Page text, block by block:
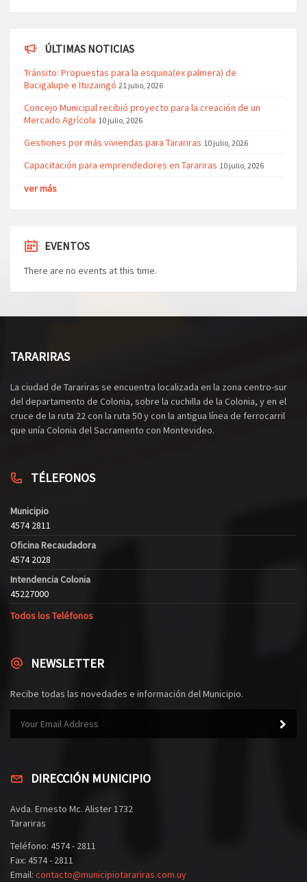
ÚLTIMAS NOTICIAS
Tránsito: Propuestas para la esquina(ex palmera) de
Bacigalupe e Ituzaingó 21 julio, 2026
Concejo Municipal recibió proyecto para la creación de un
Mercado Agrícola 10 julio, 2026
Gestiones por más viviendas para Tarariras 10 julio, 2026
Capacitación para emprendedores en Tarariras 10 julio, 2026
ver más
EVENTOS
There are no events at this time.
TARARIRAS
La ciudad de Tarariras se encuentra localizada en la zona centro-sur
del departamento de Colonia, sobre la cuchilla de la Colonia, y en el
cruce de la ruta 22 con la ruta 50 y con la antigua línea de ferrocarril
que unía Colonia del Sacramento con Montevideo.
TÉLEFONOS
Municipio
4574 2811
Oficina Recaudadora
4574 2028
Intendencia Colonia
45227000
Todos los Teléfonos
NEWSLETTER
Recibe todas las novedades e información del Municipio.
DIRECCIÓN MUNICIPIO
Avda. Ernesto Mc. Alister 1732
Tarariras
Teléfono: 4574 - 2811
Fax: 4574 - 2811
Email: contacto@municipiotarariras.com.uy